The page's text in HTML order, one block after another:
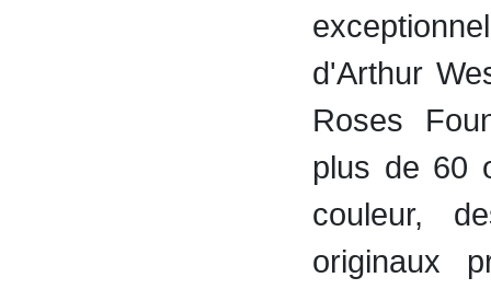
d'Arthur
Roses
plus de 60
couleur,
originaux